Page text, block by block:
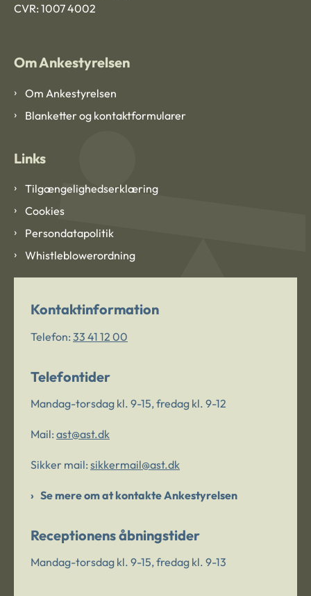
CVR: 1007 4002
Om Ankestyrelsen
Om Ankestyrelsen
Blanketter og kontaktformularer
Links
Tilgængelighedserklæring
Cookies
Persondatapolitik
Whistleblowerordning
Kontaktinformation
Telefon: 33 41 12 00
Telefontider
Mandag-torsdag kl. 9-15, fredag kl. 9-12
Mail: ast@ast.dk
Sikker mail: sikkermail@ast.dk
Se mere om at kontakte Ankestyrelsen
Receptionens åbningstider
Mandag-torsdag kl. 9-15, fredag kl. 9-13